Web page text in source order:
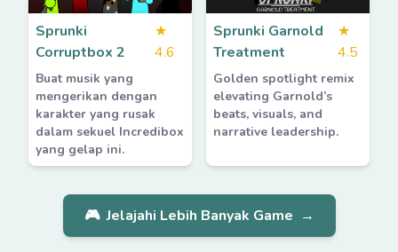
Sprunki
Corruptbox 2
★
4.6
Buat musik yang
mengerikan dengan
karakter yang rusak
dalam sekuel Incredibox
yang gelap ini.
Sprunki Garnold
Treatment
★
4.5
Golden spotlight remix
elevating Garnold’s
beats, visuals, and
narrative leadership.
🎮 Jelajahi Lebih Banyak Game →